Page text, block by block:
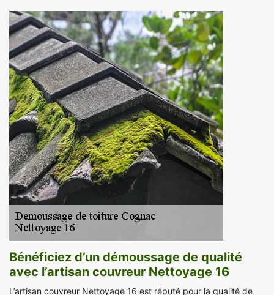
Bénéficiez d’un démoussage de qualité
avec l’artisan couvreur Nettoyage 16
L’artisan couvreur Nettoyage 16 est réputé pour la qualité de